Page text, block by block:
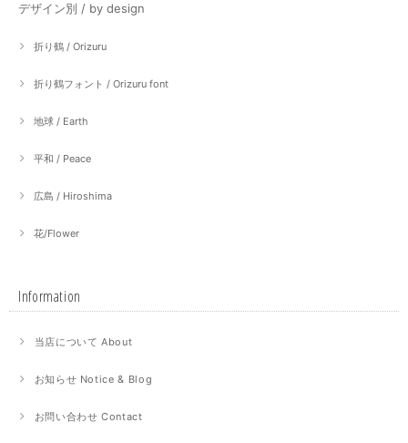
デザイン別 / by design
折り鶴 / Orizuru
折り鶴フォント / Orizuru font
地球 / Earth
平和 / Peace
広島 / Hiroshima
花/Flower
Information
当店について About
お知らせ Notice & Blog
お問い合わせ Contact